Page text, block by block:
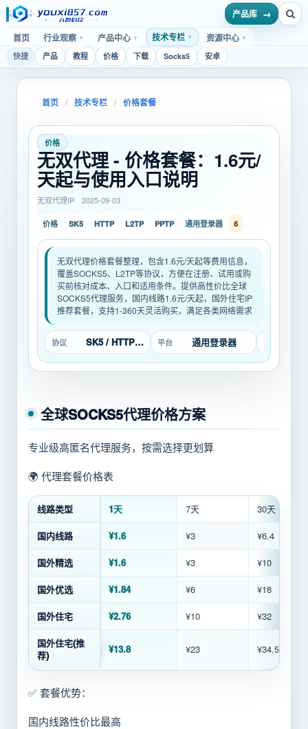
首页 行业观察 ▼ 产品中心 ▼ 技术专栏 ▼ 资源中心 ▼
产品库
快捷 产品 教程 价格 下载 Socks5 安卓
首页 / 技术专栏 / 价格套餐
价格
无双代理 - 价格套餐：1.6元/
天起与使用入口说明
无双代理IP 2025-09-03
价格 SK5 HTTP L2TP PPTP 通用登录器 6
无双代理价格套餐整理，包含1.6元/天起等费用信息，
覆盖SOCKS5、L2TP等协议，方便在注册、试用或购
买前核对成本、入口和适用条件。提供高性价比全球
SOCKS5代理服务，国内线路1.6元/天起，国外住宅IP
推荐套餐，支持1-360天灵活购买，满足各类网络需求
协议 SK5 / HTTP / L2TP 平台 通用登录器
全球SOCKS5代理价格方案
专业级高匿名代理服务，按需选择更划算
🌍 代理套餐价格表
线路类型 1天 7天 30天
国内线路 ¥1.6 ¥3 ¥6.4
国外精选 ¥1.6 ¥3 ¥10
国外优选 ¥1.84 ¥6 ¥18
国外住宅 ¥2.76 ¥10 ¥32
国外住宅(推
荐)
¥13.8 ¥23 ¥34.5
✅ 套餐优势：
国内线路性价比最高